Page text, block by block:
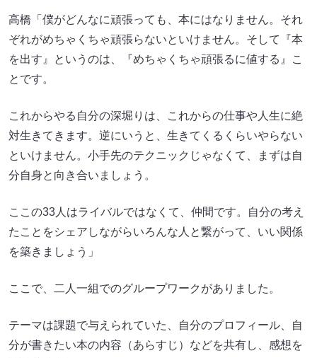
高橋「僕がどんなに頑張っても、本にはなりません。それ
ぞれがめちゃくちゃ頑張らないといけません。そして『本
を出す』というのは、『めちゃくちゃ頑張るに値する』こ
とです。
これからやる自分の深堀りは、これからの仕事や人生に絶
対生きてきます。逆にいうと、生きてくるくらいやらない
といけません。小手先のテクニックじゃなくて、まずは自
分自身と向き合いましょう。
ここの33人はライバルではなくて、仲間です。自分の考え
たことをシェアしながらいろんな人と繋がって、いい関係
を築きましょう」
ここで、二人一組でのグループワークがありました。
テーマは課題で与えられていた、自分のプロフィール、自
分が書きたい本の内容（あらすじ）などを共有し、感想を